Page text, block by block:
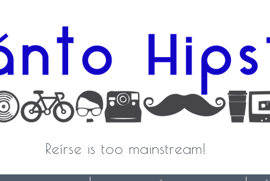
Reírse is too mainstream!